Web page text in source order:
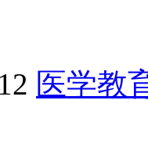
医学教